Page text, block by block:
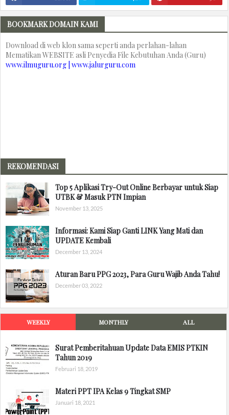
BOOKMARK DOMAIN KAMI
Download di web klon sama seperti anda perlahan-lahan
Mematikan WEBSITE asli Penyedia File Kebutuhan Anda (Guru)
www.ilmuguru.org | www.jalurguru.com
REKOMENDASI
Top 5 Aplikasi Try-Out Online Berbayar untuk Siap
UTBK & Masuk PTN Impian
November 13, 2025
Informasi: Kami Siap Ganti LINK Yang Mati dan
UPDATE Kembali
December 13, 2024
Aturan Baru PPG 2023, Para Guru Wajib Anda Tahu!
December 03, 2022
WEEKLY MONTHLY ALL
Surat Pemberitahuan Update Data EMIS PTKIN
Tahun 2019
Februari 18, 2019
Materi PPT IPA Kelas 9 Tingkat SMP
Januari 18, 2021